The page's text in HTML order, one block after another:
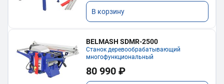
В корзину
BELMASH SDMR-2500
Станок деревообрабатывающий
многофункциональный
80 990 ₽